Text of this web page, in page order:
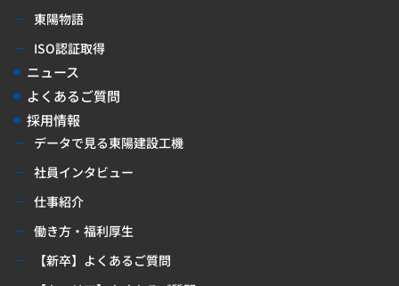
東陽物語
ISO認証取得
ニュース
よくあるご質問
採用情報
データで見る東陽建設工機
社員インタビュー
仕事紹介
働き方・福利厚生
【新卒】よくあるご質問